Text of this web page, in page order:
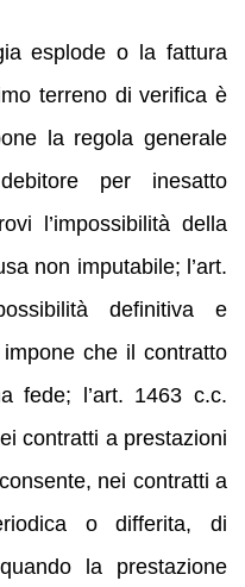
esplode o la fattura
terreno di verifica è
la regola generale
per inesatto
l’impossibilità della
non imputabile; l’art.
definitiva e
che il contratto
fede; l’art. 1463 c.c.
contratti a prestazioni
nei contratti a
o differita, di
la prestazione